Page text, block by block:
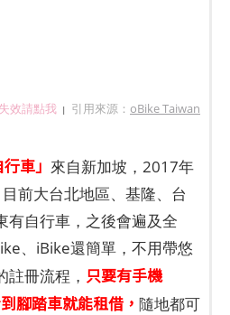
效請點我 | 引用來源： oBike Taiwan
車」 來自新加坡，2017年
前大台北地區、基隆、台
有自行車，之後會遍及全
、iBike還簡單，不用帶悠
冊流程， 只要有手機
腳踏車就能租借， 隨地都可